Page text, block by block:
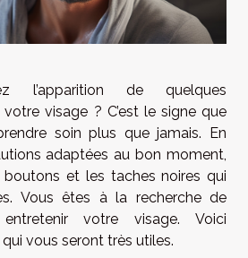
l’apparition de quelques
visage ? C’est le signe que
soin plus que jamais. En
adaptées au bon moment,
et les taches noires qui
Vous êtes à la recherche de
votre visage. Voici
vous seront très utiles.